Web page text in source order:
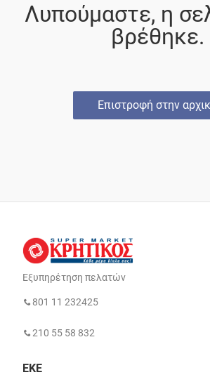
Λυπούμαστε, η
βρέθηκε.
Επιστροφή στην
Εξυπηρέτηση πελατών
801 11 232425
210 55 58 832
ΕΚΕ